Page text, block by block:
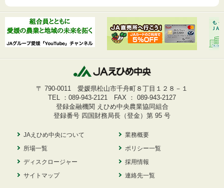
〒 790-0011 愛媛県松山市千舟町８丁目１２８－１
TEL ： 089-943-2121 FAX ： 089-943-2127
登録金融機関 えひめ中央農業協同組合
登録番号 四国財務局長（登金）第 95 号
JAえひめ中央について
業務概要
所場一覧
ポリシー一覧
ディスクロージャー
採用情報
サイトマップ
連絡先一覧